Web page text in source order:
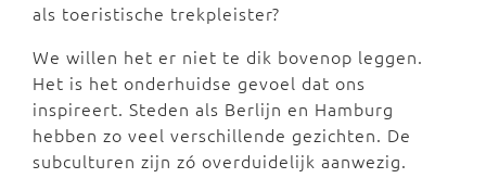
als toeristische trekpleister?
We willen het er niet te dik bovenop leggen.
Het is het onderhuidse gevoel dat ons
inspireert. Steden als Berlijn en Hamburg
hebben zo veel verschillende gezichten. De
subculturen zijn zó overduidelijk aanwezig.